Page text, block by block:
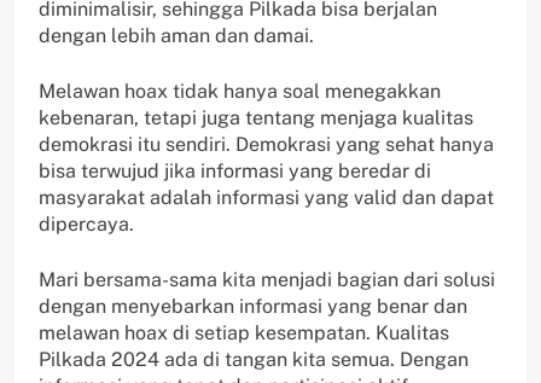
diminimalisir, sehingga Pilkada bisa berjalan
dengan lebih aman dan damai.
Melawan hoax tidak hanya soal menegakkan
kebenaran, tetapi juga tentang menjaga kualitas
demokrasi itu sendiri. Demokrasi yang sehat hanya
bisa terwujud jika informasi yang beredar di
masyarakat adalah informasi yang valid dan dapat
dipercaya.
Mari bersama-sama kita menjadi bagian dari solusi
dengan menyebarkan informasi yang benar dan
melawan hoax di setiap kesempatan. Kualitas
Pilkada 2024 ada di tangan kita semua. Dengan